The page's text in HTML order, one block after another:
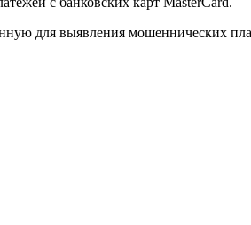
для выявления мошеннических